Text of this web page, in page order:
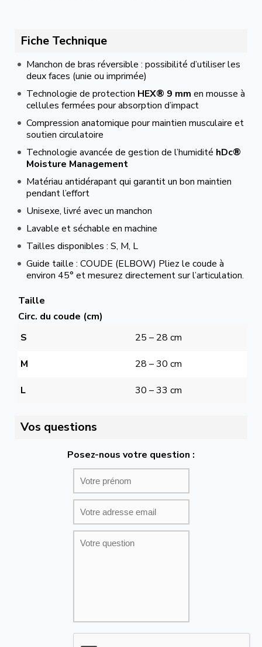
Fiche Technique
Manchon de bras réversible : possibilité d’utiliser les
deux faces (unie ou imprimée)
Technologie de protection HEX® 9 mm en mousse à
cellules fermées pour absorption d’impact
Compression anatomique pour maintien musculaire et
soutien circulatoire
Technologie avancée de gestion de l’humidité hDc®
Moisture Management
Matériau antidérapant qui garantit un bon maintien
pendant l’effort
Unisexe, livré avec un manchon
Lavable et séchable en machine
Tailles disponibles : S, M, L
Guide taille : COUDE (ELBOW) Pliez le coude à
environ 45° et mesurez directement sur l’articulation.
Taille
Circ. du coude (cm)
S
25 – 28 cm
M 28 – 30 cm
L 30 – 33 cm
Vos questions
Posez-nous votre question :